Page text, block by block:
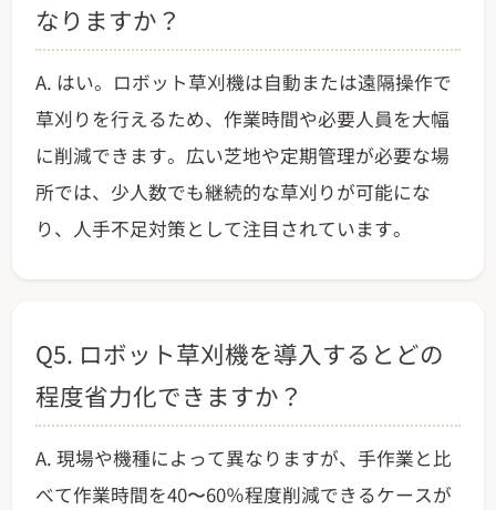
なりますか？
A. はい。ロボット草刈機は自動または遠隔操作で
草刈りを行えるため、作業時間や必要人員を大幅
に削減できます。広い芝地や定期管理が必要な場
所では、少人数でも継続的な草刈りが可能にな
り、人手不足対策として注目されています。
Q5. ロボット草刈機を導入するとどの
程度省力化できますか？
A. 現場や機種によって異なりますが、手作業と比
べて作業時間を40〜60％程度削減できるケースが